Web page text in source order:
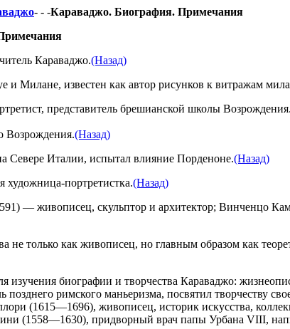
- - -Караваджо. Биография. Примечания
Караваджо.(Назад)
известен как автор рисунков к витражам
представитель брешианской школы Возрождения.
Возрождения.(Назад)
Италии, испытал влияние Порденоне.(Назад)
портретистка.(Назад)
— живописец, скульптор и архитектор; Винченцо
как живописец, но главным образом как
биографии и творчества Караваджо:
римского маньеризма, посвятил творчеству
(1615—1696), живописец, историк искусства,
(1558—1630), придворный врач папы Урбана VIII,